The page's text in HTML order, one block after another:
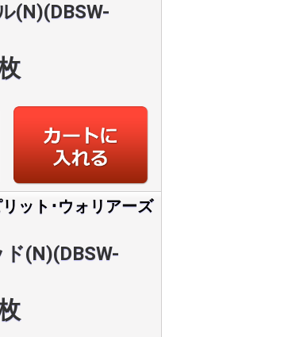
(N)(DBSW-
ット･ウォリアーズ
(N)(DBSW-